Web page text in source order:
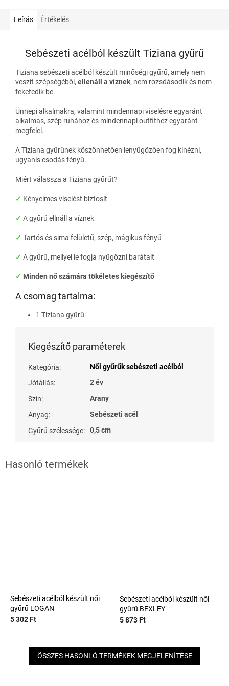
Leírás Értékelés
Sebészeti acélból készült Tiziana gyűrű
Tiziana sebészeti acélból készült minőségi gyűrű, amely nem
veszít szépségéből, ellenáll a víznek, nem rozsdásodik és nem
feketedik be.
Ünnepi alkalmakra, valamint mindennapi viselésre egyaránt
alkalmas, szép ruhához és mindennapi outfithez egyaránt
megfelel.
A Tiziana gyűrűnek köszönhetően lenyűgözően fog kinézni,
ugyanis csodás fényű.
Miért válassza a Tiziana gyűrűt?
✓ Kényelmes viselést biztosít
✓ A gyűrű ellnáll a víznek
✓ Tartós és sima felületű, szép, mágikus fényű
✓ Agyűrű, mellyel le fogja nyűgözni barátait
✓ Minden nő számára tökéletes kiegészítő
A csomag tartalma:
1 Tiziana gyűrű
Kiegészítő paraméterek
Kategória:
Női gyűrűk sebészeti acélból
Jótállás:
2 év
Szín:
Arany
Anyag:
Sebészeti acél
Gyűrű szélessége: 0,5 cm
Sebészeti acélból készült női
gyűrű LOGAN
5 302 Ft
Sebészeti acélból készült női
gyűrű BEXLEY
5 873 Ft
ÖSSZES HASONLÓ TERMÉKEK MEGJELENÍTÉSE